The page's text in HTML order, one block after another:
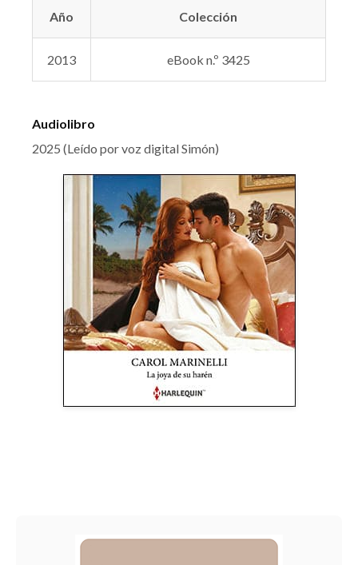
Año Colección
2013 eBook n.º 3425
Audiolibro
2025 (Leído por voz digital Simón)